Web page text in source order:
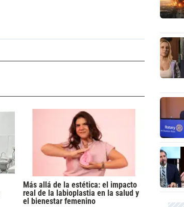
Más allá de la estética: el impacto
real de la labioplastia en la salud y
el bienestar femenino